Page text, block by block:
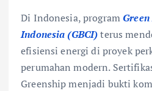
Di Indonesia, program
Indonesia (GBCI)terus
efisiensi energi di proyek
perumahan modern.
Greenship menjadi bukti